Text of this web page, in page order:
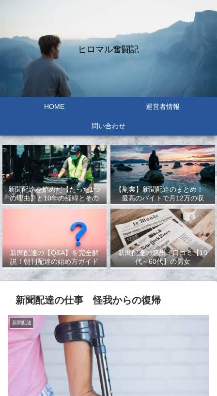
ヒロマル奮闘記
HOME 運営者情報
問い合わせ
新聞配達を始めた【たった1つ
の理由】と10年の経緯とその
結果
【副業】新聞配達のまとめ！
最高のバイトで月12万の収
入
新聞配達の【Q&A】を完全解
説！朝刊配達の始め方ガイド
新聞配達の感想・口コミ【10
代～60代】の男女
新聞配達の仕事 怪我からの復帰
新聞配達